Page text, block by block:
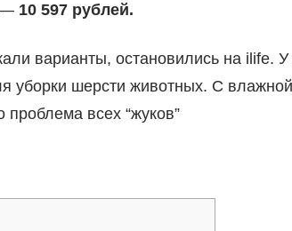
— 10 597 рублей.
варианты, остановились на ilife. У
шерсти животных. С
проблема всех “жуков”